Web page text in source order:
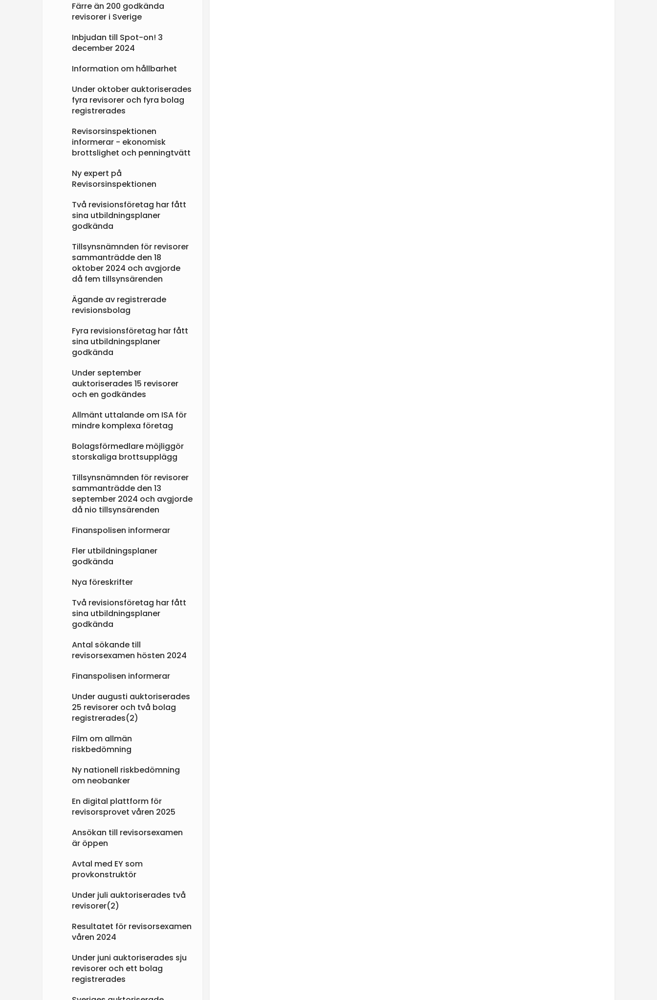
Färre än 200 godkända
revisorer i Sverige
Inbjudan till Spot-on! 3
december 2024
Information om hållbarhet
Under oktober auktoriserades
fyra revisorer och fyra bolag
registrerades
Revisorsinspektionen
informerar - ekonomisk
brottslighet och penningtvätt
Ny expert på
Revisorsinspektionen
Två revisionsföretag har fått
sina utbildningsplaner
godkända
Tillsynsnämnden för revisorer
sammanträdde den 18
oktober 2024 och avgjorde
då fem tillsynsärenden
Ägande av registrerade
revisionsbolag
Fyra revisionsföretag har fått
sina utbildningsplaner
godkända
Under september
auktoriserades 15 revisorer
och en godkändes
Allmänt uttalande om ISA för
mindre komplexa företag
Bolagsförmedlare möjliggör
storskaliga brottsupplägg
Tillsynsnämnden för revisorer
sammanträdde den 13
september 2024 och avgjorde
då nio tillsynsärenden
Finanspolisen informerar
Fler utbildningsplaner
godkända
Nya föreskrifter
Två revisionsföretag har fått
sina utbildningsplaner
godkända
Antal sökande till
revisorsexamen hösten 2024
Finanspolisen informerar
Under augusti auktoriserades
25 revisorer och två bolag
registrerades(2)
Film om allmän
riskbedömning
Ny nationell riskbedömning
om neobanker
En digital plattform för
revisorsprovet våren 2025
Ansökan till revisorsexamen
är öppen
Avtal med EY som
provkonstruktör
Under juli auktoriserades två
revisorer(2)
Resultatet för revisorsexamen
våren 2024
Under juni auktoriserades sju
revisorer och ett bolag
registrerades